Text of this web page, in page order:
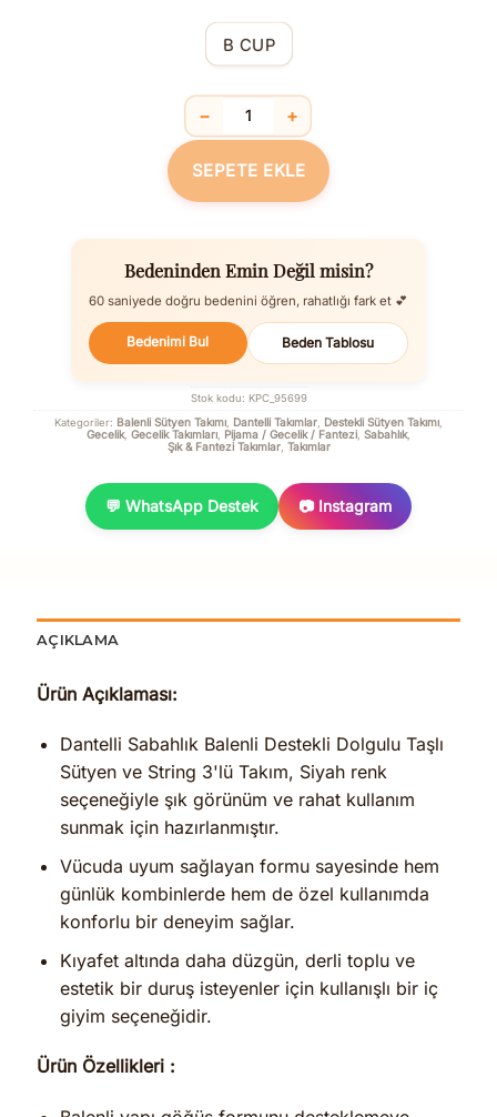
B CUP
Dantelli Sabahlık Balenli Destekli
− +
SEPETE EKLE
Bedeninden Emin Değil misin?
60 saniyede doğru bedenini öğren, rahatlığı fark et 💕
Bedenimi Bul Beden Tablosu
Stok kodu: KPC_95699
Kategoriler: Balenli Sütyen Takımı Dantelli Takımlar Destekli Sütyen Takımı
Gecelik, Gecelik Takımları Pijama / Gecelik / Fantezi Sabahlık,
Şık & Fantezi Takımlar, Takımlar
💬 WhatsApp Destek 📷 Instagram
AÇIKLAMA
Ürün Açıklaması:
Dantelli Sabahlık Balenli Destekli Dolgulu Taşlı
Sütyen ve String 3'lü Takım, Siyah renk
seçeneğiyle şık görünüm ve rahat kullanım
sunmak için hazırlanmıştır.
Vücuda uyum sağlayan formu sayesinde hem
günlük kombinlerde hem de özel kullanımda
konforlu bir deneyim sağlar.
Kıyafet altında daha düzgün, derli toplu ve
estetik bir duruş isteyenler için kullanışlı bir iç
giyim seçeneğidir.
Ürün Özellikleri :